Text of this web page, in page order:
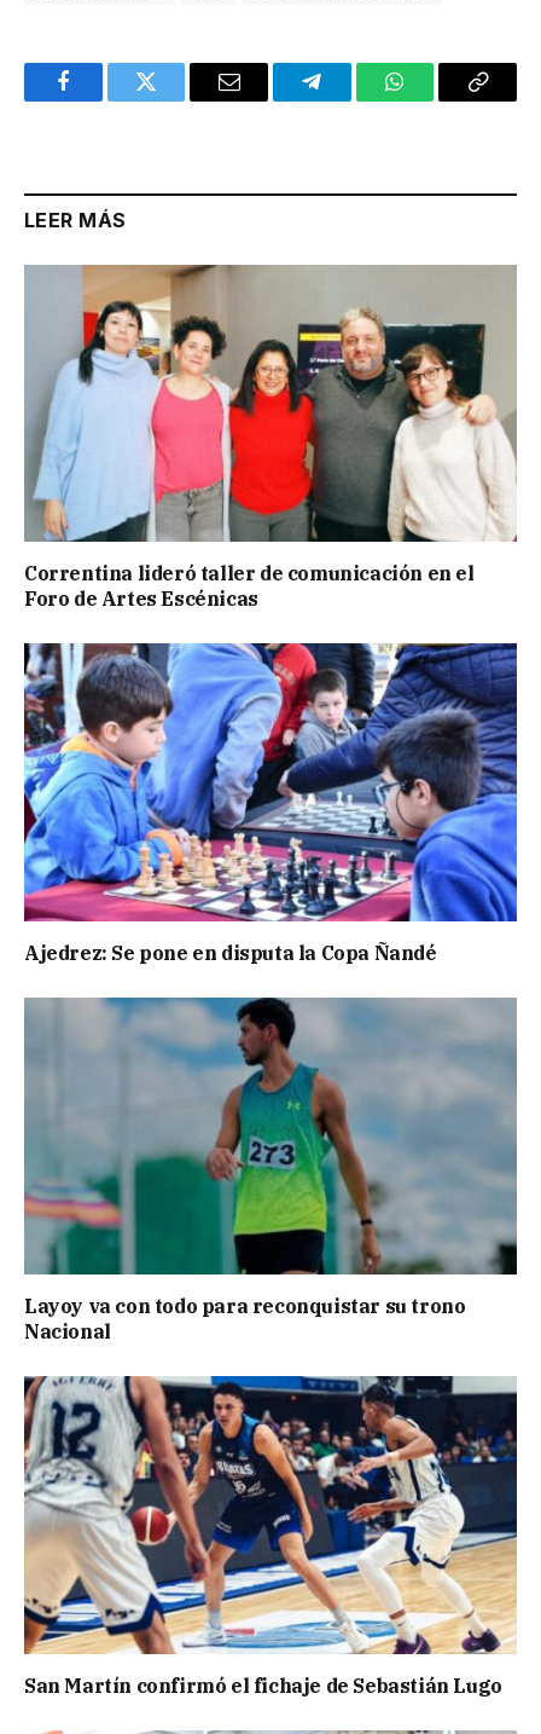
FacebookTwitter Email TelegramWhatsAppCopy
LEER MÁS
Correntina lideró taller de comunicación en el
Foro de Artes Escénicas
Ajedrez: Se pone en disputa la Copa Ñandé
Layoy va con todo para reconquistar su trono
Nacional
San Martín confirmó el fichaje de Sebastián Lugo